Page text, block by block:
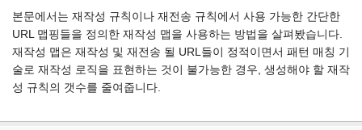
본문에서는 재작성 규칙이나 재전송 규칙에서 사용 가능한 간단한
URL 맵핑들을 정의한 재작성 맵을 사용하는 방법을 살펴봤습니다.
재작성 맵은 재작성 및 재전송 될 URL들이 정적이면서 패턴 매칭 기
술로 재작성 로직을 표현하는 것이 불가능한 경우, 생성해야 할 재작
성 규칙의 갯수를 줄여줍니다.